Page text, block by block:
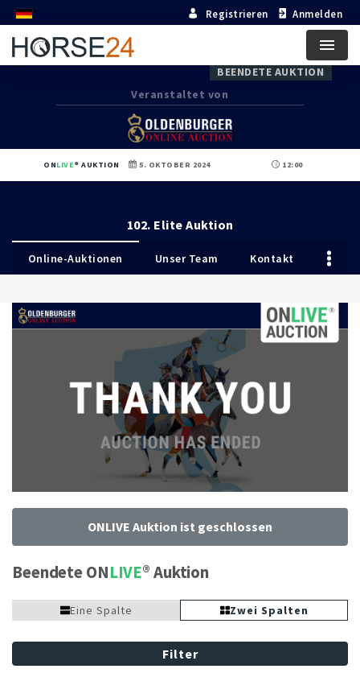
Registrieren Anmelden
Menu
BEENDETE AUKTION
Veranstaltet von
ONLIVE AUKTION 5. OKTOBER 2024 12:00
102. Elite Auktion
Online-Auktionen Unser Team Kontakt
Beendete ONLIVE Auktion
Eine Spalte Zwei Spalten
Filter
ONLIVE Auktion ist geschlossen